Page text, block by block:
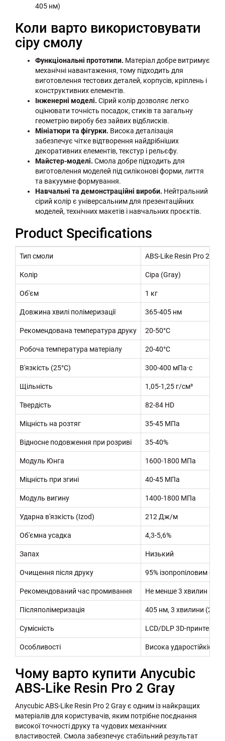
405 нм)
Коли варто використовувати
сіру смолу
Функціональні прототипи. Матеріал добре витримує
механічні навантаження, тому підходить для
виготовлення тестових деталей, корпусів, кріплень і
конструктивних елементів.
Інженерні моделі. Сірий колір дозволяє легко
оцінювати точність посадок, стиків та загальну
геометрію виробу без зайвих відблисків.
Мініатюри та фігурки. Висока деталізація
забезпечує чітке відтворення найдрібніших
декоративних елементів, текстур і рельєфу.
Майстер-моделі. Смола добре підходить для
виготовлення моделей під силіконові форми, лиття
та вакуумне формування.
Навчальні та демонстраційні вироби. Нейтральний
сірий колір є універсальним для презентаційних
моделей, технічних макетів і навчальних проєктів.
Product Specifications
Тип смоли ABS-Like Resin Pro 2
Колір Сіра (Gray)
Об'єм 1 кг
Довжина хвилі полімеризації 365-405 нм
Рекомендована температура друку 20-50°C
Робоча температура матеріалу 20-40°C
В'язкість (25°C) 300-400 мПа·с
Щільність 1,05-1,25 г/см³
Твердість 82-84 HD
Міцність на розтяг 35-45 МПа
Відносне подовження при розриві 35-40%
Модуль Юнга 1600-1800 МПа
Міцність при згині 40-45 МПа
Модуль вигину 1400-1800 МПа
Ударна в'язкість (Izod) 212 Дж/м
Об'ємна усадка 4,3-5,6%
Запах Низький
Очищення після друку 95% ізопропіловим
Рекомендований час промивання Не менше 3 хвилин
Післяполімеризація 405 нм, 3 хвилини (25
Сумісність LCD/DLP 3D-принтери
Особливості Висока
Чому варто купити Anycubic
ABS-Like Resin Pro 2 Gray
Anycubic ABS-Like Resin Pro 2 Gray є одним із найкращих
матеріалів для користувачів, яким потрібне поєднання
високої точності друку та чудових механічних
властивостей. Смола забезпечує стабільний результат